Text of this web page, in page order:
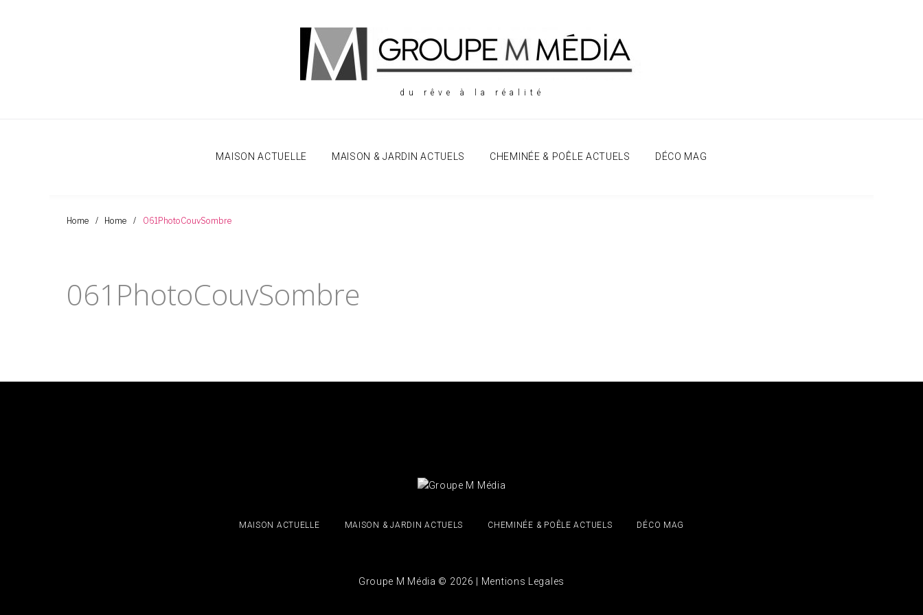
du rêve à la réalité
MAISON ACTUELLE MAISON & JARDIN ACTUELS CHEMINÉE & POÊLE ACTUELS DÉCO MAG
Home / Home / 061PhotoCouvSombre
061PhotoCouvSombre
MAISON ACTUELLE MAISON & JARDIN ACTUELS CHEMINÉE & POÊLE ACTUELS DÉCO MAG
Groupe M Média © 2026 | Mentions Legales